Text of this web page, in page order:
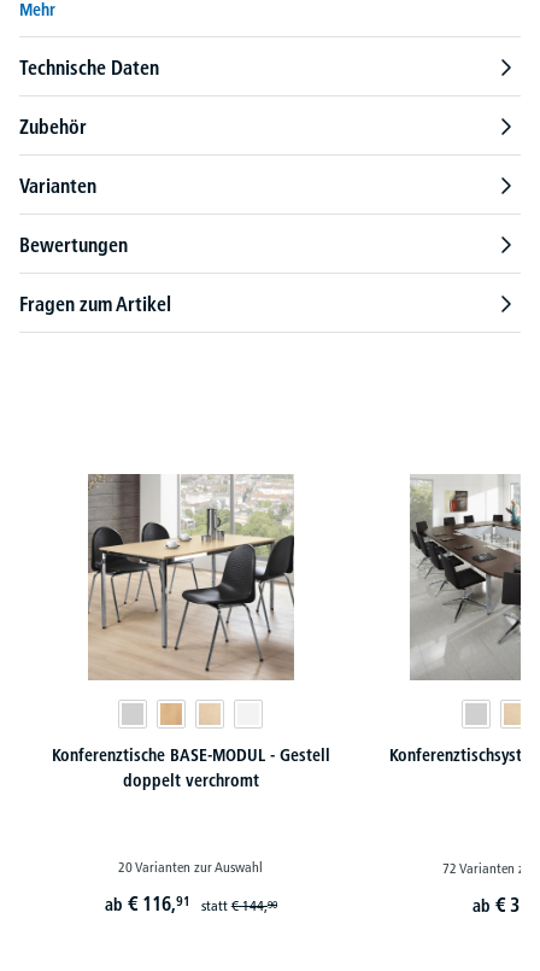
Mehr
Technische Daten
Zubehör
Varianten
Bewertungen
Fragen zum Artikel
Konferenztische BASE-MODUL - Gestell
doppelt verchromt
20 Varianten zur Auswahl
ab € 116,91 statt€ 144,90
72 Varianten zur
ab €